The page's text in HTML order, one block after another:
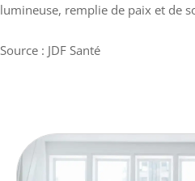
lumineuse, remplie de paix et de
Source : JDF Santé